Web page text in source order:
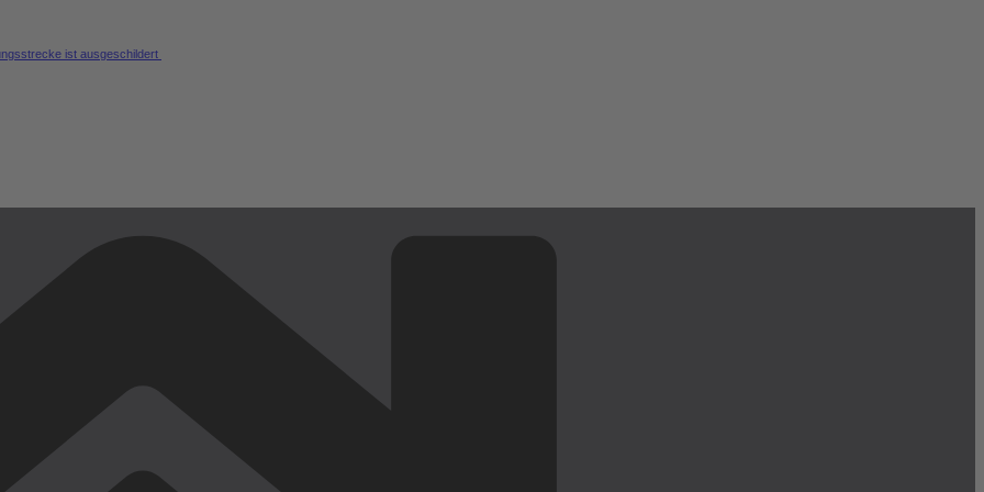
ist ausgeschildert